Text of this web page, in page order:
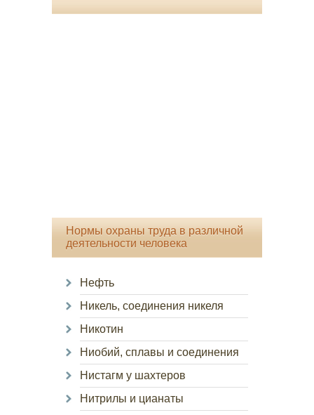
Нормы охраны труда в различной
деятельности человека
Нефть
Никель, соединения никеля
Никотин
Ниобий, сплавы и соединения
Нистагм у шахтеров
Нитрилы и цианаты